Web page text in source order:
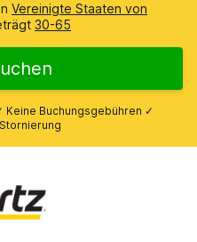
Vereinigte Staaten von
30-65
Buchungsgebühren ✓